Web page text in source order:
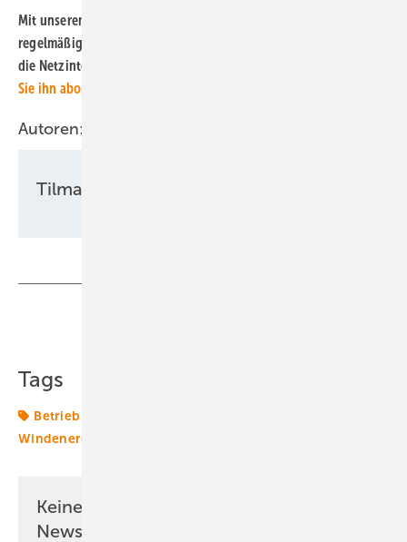
Mit unserem kostenlosen Newsletter informieren wir Sie
regelmäßig auch über die tatsächliche Windstromerzeugung und
die Netzintegration von Windkraft in Deutschland.
Sie ihn abonnieren
Autoren:
Tilman Weber
Tags
Betrieb
Windenergie
Keine Zeit? Kein Problem mit dem ERE
Newsletter!